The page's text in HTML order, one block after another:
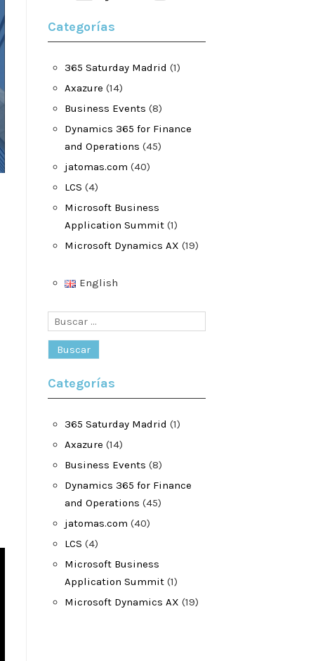
Categorías
365 Saturday Madrid (1)
Axazure (14)
Business Events (8)
Dynamics 365 for Finance
and Operations (45)
jatomas.com (40)
LCS (4)
Microsoft Business
Application Summit (1)
Microsoft Dynamics AX (19)
English
Buscar:
Categorías
365 Saturday Madrid (1)
Axazure (14)
Business Events (8)
Dynamics 365 for Finance
and Operations (45)
jatomas.com (40)
LCS (4)
Microsoft Business
Application Summit (1)
Microsoft Dynamics AX (19)